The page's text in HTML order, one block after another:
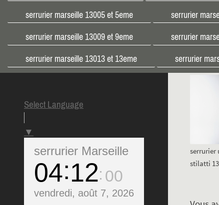
serrurier marseille 13005 et 5eme serrurier
serrurier marseille 13009 et 9eme serrurier
serrurier marseille 13013 et 13eme serrurier
serrurier
stilatti
Select Language
▼
serrurier Marseille
04 12 01
vendredi, août 7, 2026